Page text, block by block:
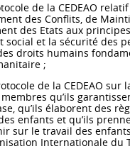
de la CEDEAO
des Conflits, de
des Etats aux
social et la sécurité des
droits humains
;
de la CEDEAO sur
qu’ils
qu’ils élaborent des
enfants et qu’ils
sur le travail des
Internationale du